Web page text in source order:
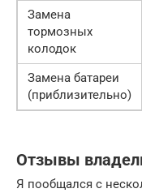
Замена
тормозных
колодок
Замена батареи
(приблизительно)
Отзывы
Я пообщался с